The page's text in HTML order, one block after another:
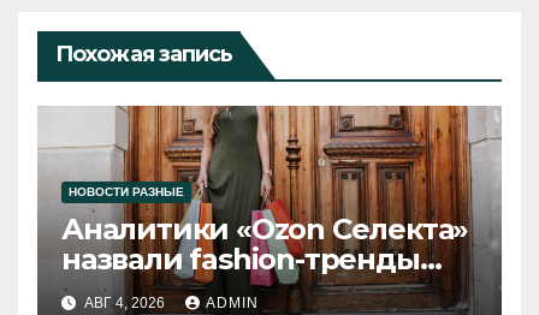
Похожая запись
НОВОСТИ РАЗНЫЕ
Аналитики «Ozon Селекта»
назвали fashion-тренды
2026 года
АВГ 4, 2026 ADMIN